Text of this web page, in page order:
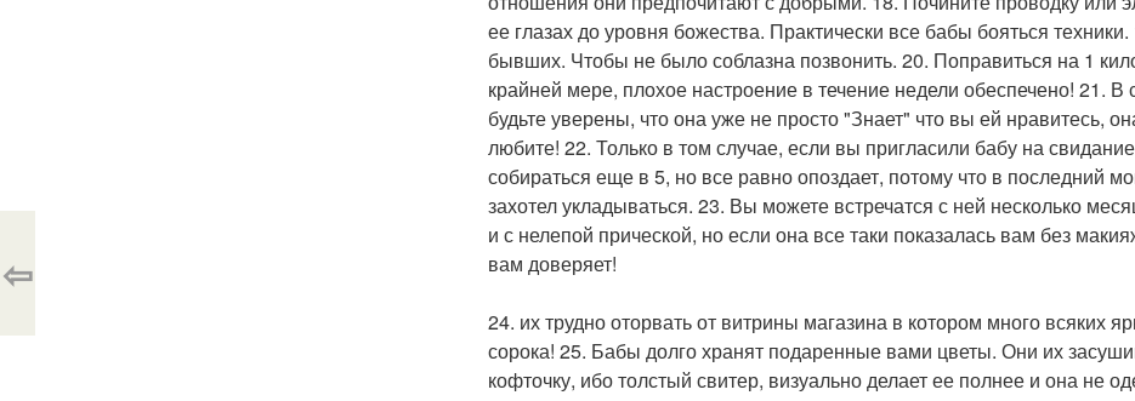
ее глазах до уровня божества. Практически все бабы бояться
бывших. Чтобы не было соблазна позвонить. 20. Поправиться на 1
крайней мере, плохое настроение в течение недели обеспечено! 21.
будьте уверены, что она уже не просто "Знает" что вы ей нравитесь,
любите! 22. Только в том случае, если вы пригласили бабу на
собираться еще в 5, но все равно опоздает, потому что в последний
захотел укладываться. 23. Вы можете встречатся с ней несколько
и с нелепой прической, но если она все таки показалась вам без
вам доверяет!
24. их трудно оторвать от витрины магазина в котором много всяких
сорока! 25. Бабы долго хранят подаренные вами цветы. Они их
кофточку, ибо толстый свитер, визуально делает ее полнее и она не
⇦